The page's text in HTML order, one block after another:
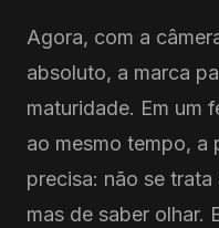
Agora, com a
absoluto, a marca
maturidade. Em um
ao mesmo tempo, a
precisa: não se
mas de saber olhar.